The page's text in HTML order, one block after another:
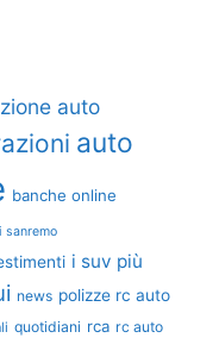
auto
auto
banche online
sanremo
i suv più
news polizze rc auto
quotidiani rca rc auto